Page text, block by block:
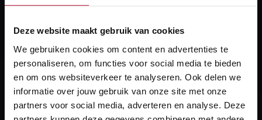
Deze website maakt gebruik van cookies
We gebruiken cookies om content en advertenties te
personaliseren, om functies voor social media te bieden
en om ons websiteverkeer te analyseren. Ook delen we
informatie over jouw gebruik van onze site met onze
partners voor social media, adverteren en analyse. Deze
Heb je een vraag?